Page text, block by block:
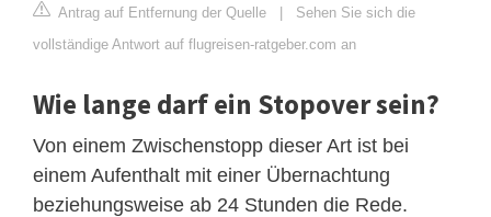
Antrag auf Entfernung der Quelle | Sehen Sie sich die
vollständige Antwort auf flugreisen-ratgeber.com an
Wie lange darf ein Stopover sein?
Von einem Zwischenstopp dieser Art ist bei
einem Aufenthalt mit einer Übernachtung
beziehungsweise ab 24 Stunden die Rede.